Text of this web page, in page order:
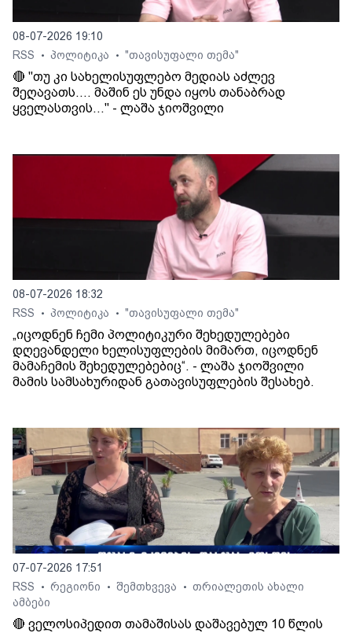
08-07-2026 19:10
RSS
• პოლიტიკა • "თავისუფალი თემა"
🔴 "თუ კი სახელისუფლებო მედიას აძლევ
შეღავათს.... მაშინ ეს უნდა იყოს თანაბრად
ყველასთვის..." - ლაშა ჯიოშვილი
08-07-2026 18:32
RSS
• პოლიტიკა • "თავისუფალი თემა"
„იცოდნენ ჩემი პოლიტიკური შეხედულებები
დღევანდელი ხელისუფლების მიმართ, იცოდნენ
მამაჩემის შეხედულებებიც“. - ლაშა ჯიოშვილი
მამის სამსახურიდან გათავისუფლების შესახებ.
07-07-2026 17:51
RSS
• რეგიონი • შემთხვევა • თრიალეთის ახალი
ამბები
🔴 ველოსიპედით თამაშისას დაშავებულ 10 წლის